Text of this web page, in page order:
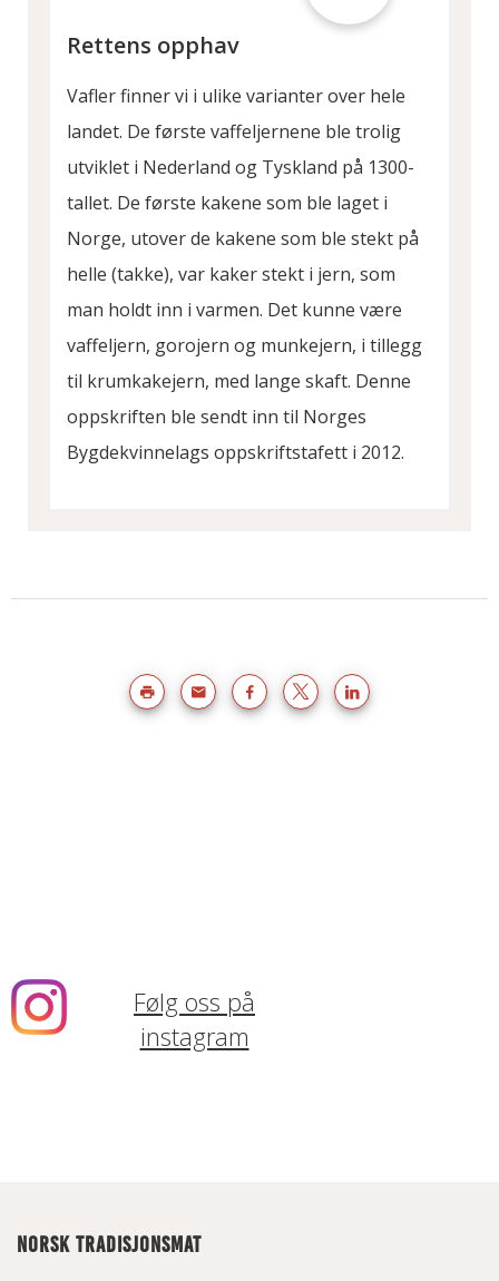
Rettens opphav
Vafler finner vi i ulike varianter over hele
landet. De første vaffeljernene ble trolig
utviklet i Nederland og Tyskland på 1300-
tallet. De første kakene som ble laget i
Norge, utover de kakene som ble stekt på
helle (takke), var kaker stekt i jern, som
man holdt inn i varmen. Det kunne være
vaffeljern, gorojern og munkejern, i tillegg
til krumkakejern, med lange skaft. Denne
oppskriften ble sendt inn til Norges
Bygdekvinnelags oppskriftstafett i 2012.
Følg oss på
instagram
NORSK TRADISJONSMAT